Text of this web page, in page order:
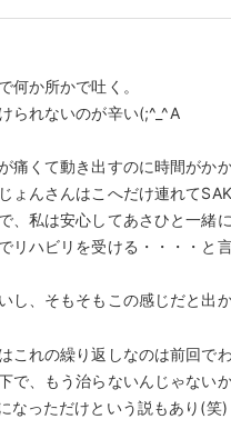
何か所かで吐く。
られないのが辛い(;^_^A
くて動き出すのに時間がかか
ょんさんはこへだけ連れて
私は安心してあさひと一緒に
リハビリを受ける・・・・と
、そもそもこの感じだと出
れの繰り返しなのは前回でわ
で、もう治らないんじゃない
っただけという説もあり(笑)